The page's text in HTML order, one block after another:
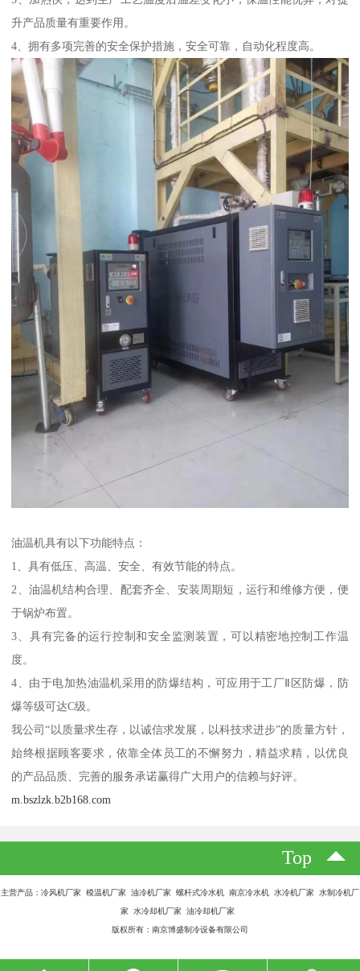
升产品质量有重要作用。
4、拥有多项完善的安全保护措施，安全可靠，自动化程度高。
油温机具有以下功能特点：
1、具有低压、高温、安全、有效节能的特点。
2、油温机结构合理、配套齐全、安装周期短，运行和维修方便，便
于锅炉布置。
3、具有完备的运行控制和安全监测装置，可以精密地控制工作温
度。
4、由于电加热油温机采用的防爆结构，可应用于工厂Ⅱ区防爆，防
爆等级可达C级。
我公司“以质量求生存，以诚信求发展，以科技求进步”的质量方针，
始终根据顾客要求，依靠全体员工的不懈努力，精益求精，以优良
的产品品质、完善的服务承诺赢得广大用户的信赖与好评。
m.bszlzk.b2b168.com
Top
主营产品：冷风机厂家 模温机厂家 油冷机厂家 螺杆式冷水机 南京冷水机 水冷机厂家 水制冷机厂
家 水冷却机厂家 油冷却机厂家
版权所有：南京博盛制冷设备有限公司